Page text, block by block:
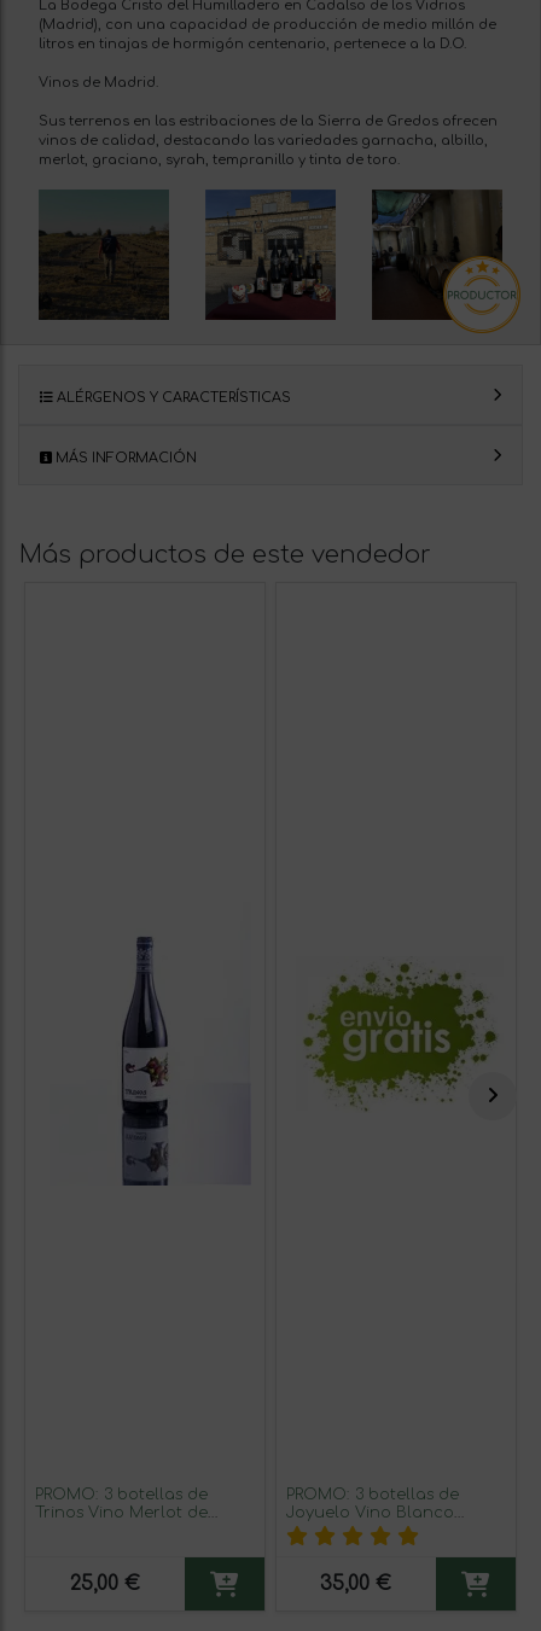
La Bodega Cristo del Humilladero en Cadalso de los Vidrios
(Madrid), con una capacidad de producción de medio millón de
litros en tinajas de hormigón centenario, pertenece a la D.O.
Vinos de Madrid.
Sus terrenos en las estribaciones de la Sierra de Gredos ofrecen
vinos de calidad, destacando las variedades garnacha, albillo,
merlot, graciano, syrah, tempranillo y tinta de toro.
ALÉRGENOS Y CARACTERÍSTICAS
MÁS INFORMACIÓN
Más productos de este vendedor
PROMO: 3 botellas de
Trinos Vino Merlot de
25,00 €
PROMO: 3 botellas de
Joyuelo Vino Blanco
Albillo de Gredos + envío
GRATIS
35,00 €